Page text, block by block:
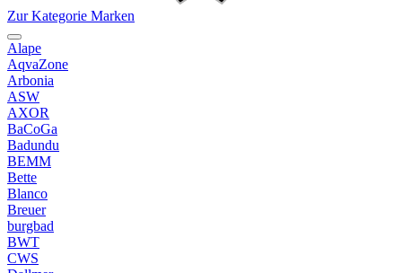
Zur Kategorie Marken
Alape
AqvaZone
Arbonia
ASW
AXOR
BaCoGa
Badundu
BEMM
Bette
Blanco
Breuer
burgbad
BWT
CWS